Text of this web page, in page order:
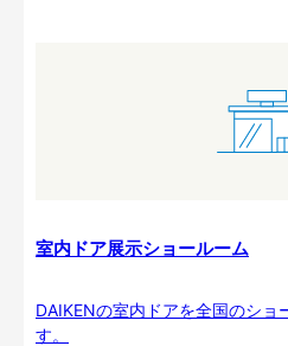
室内ドア展示ショールーム
DAIKENの室内ドアを全国のショ
す。